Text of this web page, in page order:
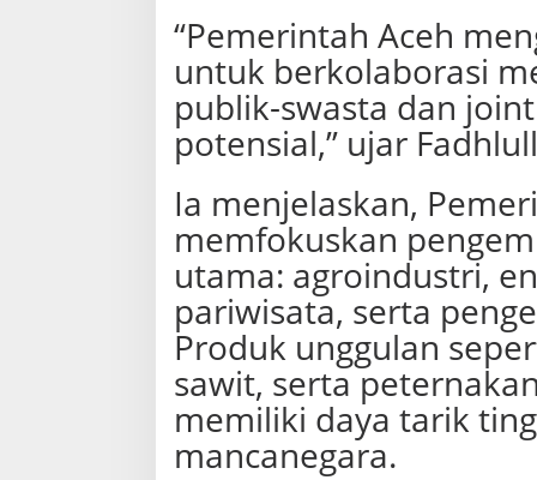
“Pemerintah Aceh
untuk berkolaborasi
publik-swasta dan
potensial,” ujar
Ia menjelaskan,
memfokuskan
utama: agroindustri,
pariwisata, serta
Produk unggulan
sawit, serta
memiliki daya tarik
mancanegara.